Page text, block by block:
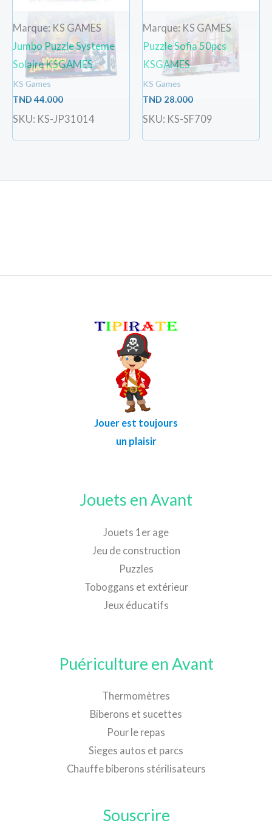
Marque: KS GAMES
Jumbo Puzzle Systeme
Solaire KSGAMES
KS Games
TND 44.000
SKU: KS-JP31014
Marque: KS GAMES
Puzzle Sofia 50pcs
KSGAMES
KS Games
TND 28.000
SKU: KS-SF709
Jouer est toujours
un plaisir
Jouets en Avant
Jouets 1er age
Jeu de construction
Puzzles
Toboggans et extérieur
Jeux éducatifs
Puériculture en Avant
Thermomètres
Biberons et sucettes
Pour le repas
Sieges autos et parcs
Chauffe biberons stérilisateurs
Souscrire